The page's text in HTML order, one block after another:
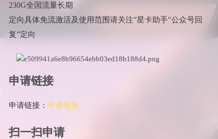
230G全国流量长期
定向具体免流激活及使用范围请关注”星卡助手"公众号回
复”定向
申请链接
申请链接： 申请链接
扫一扫申请